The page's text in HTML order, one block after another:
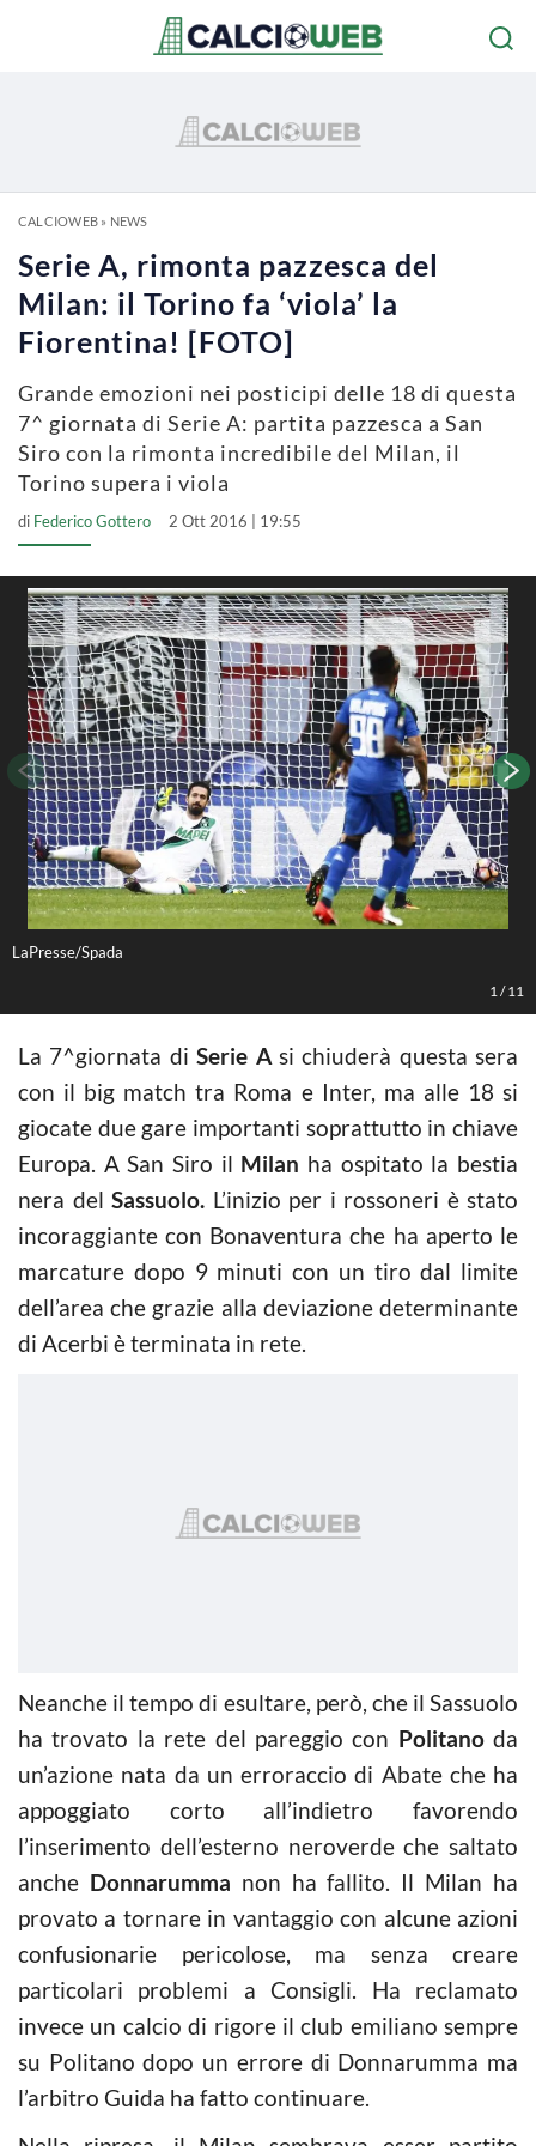
CALCIOWEB» NEWS
Serie A, rimonta pazzesca del
Milan: il Torino fa ‘viola’ la
Fiorentina! [FOTO]
Grande emozioni nei posticipi delle 18 di questa
7^ giornata di Serie A: partita pazzesca a San
Siro con la rimonta incredibile del Milan, il
Torino supera i viola
di Federico Gottero 2 Ott 2016 | 19:55
LaPresse/Spada
1 /11
La 7^giornata diSerie Asi chiuderà questa sera
con il big match tra Roma e Inter, ma alle 18 si
giocate due gare importanti soprattutto in chiave
Europa. A San Siro il Milan ha ospitato la bestia
nera del Sassuolo. L’inizio per i rossoneri è stato
incoraggiante con Bonaventura che ha aperto le
marcature dopo 9 minuti con un tiro dal limite
dell’area che grazie alla deviazione determinante
di Acerbi è terminata in rete.
Neanche il tempo di esultare, però, che il Sassuolo
ha trovato la rete del pareggio con Politanoda
un’azione nata da un erroraccio di Abate che ha
appoggiato corto all’indietro favorendo
l’inserimento dell’esterno neroverde che saltato
anche Donnarumma non ha fallito. Il Milan ha
provato a tornare in vantaggio con alcune azioni
confusionarie pericolose, ma senza creare
particolari problemi a Consigli. Ha reclamato
invece un calcio di rigore il club emiliano sempre
su Politano dopo un errore di Donnarumma ma
l’arbitro Guida ha fatto continuare.